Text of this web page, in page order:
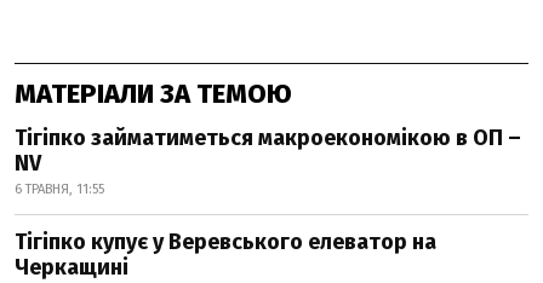
МАТЕРІАЛИ ЗА ТЕМОЮ
Тігіпко займатиметься макроекономікою в ОП –
NV
6 ТРАВНЯ, 11:55
Тігіпко купує у Веревського елеватор на
Черкащині